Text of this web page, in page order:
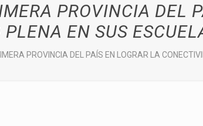
PROVINCIA DEL
EN SUS
PROVINCIA DEL PAÍS EN LOGRAR LA